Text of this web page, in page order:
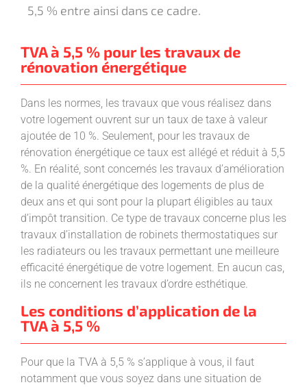
5,5 % entre ainsi dans ce cadre.
TVA à 5,5 % pour les travaux de
rénovation énergétique
Dans les normes, les travaux que vous réalisez dans
votre logement ouvrent sur un taux de taxe à valeur
ajoutée de 10 %. Seulement, pour les travaux de
rénovation énergétique ce taux est allégé et réduit à 5,5
%. En réalité, sont concernés les travaux d’amélioration
de la qualité énergétique des logements de plus de
deux ans et qui sont pour la plupart éligibles au taux
d’impôt transition. Ce type de travaux concerne plus les
travaux d’installation de robinets thermostatiques sur
les radiateurs ou les travaux permettant une meilleure
efficacité énergétique de votre logement. En aucun cas,
ils ne concernent les travaux d’ordre esthétique.
Les conditions d’application de la
TVA à 5,5 %
Pour que la TVA à 5,5 % s’applique à vous, il faut
notamment que vous soyez dans une situation de